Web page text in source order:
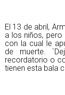
El 13 de abril,
a los niños,
con la cual le
de muerte.
recordatorio o
tienen esta bala